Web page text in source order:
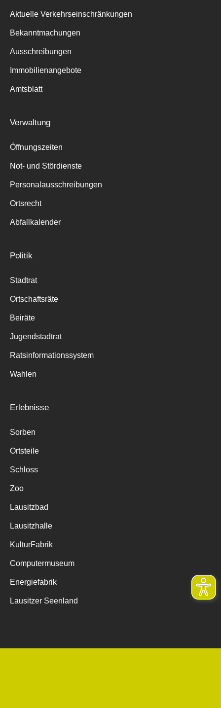
Aktuelle Verkehrseinschränkungen
Bekanntmachungen
Ausschreibungen
Immobilienangebote
Amtsblatt
Verwaltung
Öffnungszeiten
Not- und Stördienste
Personalausschreibungen
Ortsrecht
Abfallkalender
Politik
Stadtrat
Ortschaftsräte
Beiräte
Jugendstadtrat
Ratsinformationssystem
Wahlen
Erlebnisse
Sorben
Ortsteile
Schloss
Zoo
Lausitzbad
Lausitzhalle
KulturFabrik
Computermuseum
Energiefabrik
Lausitzer Seenland